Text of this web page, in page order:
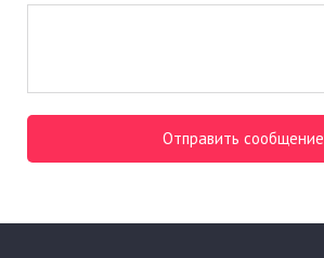
Отправить сообщение